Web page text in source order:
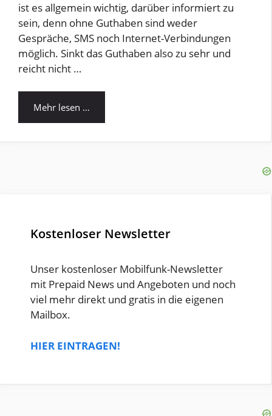
ist es allgemein wichtig, darüber informiert zu
sein, denn ohne Guthaben sind weder
Gespräche, SMS noch Internet-Verbindungen
möglich. Sinkt das Guthaben also zu sehr und
reicht nicht …
Mehr lesen …
Kostenloser Newsletter
Unser kostenloser Mobilfunk-Newsletter
mit Prepaid News und Angeboten und noch
viel mehr direkt und gratis in die eigenen
Mailbox.
HIER EINTRAGEN!